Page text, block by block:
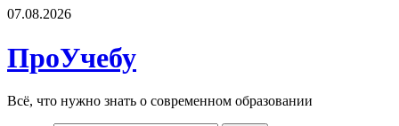
07.08.2026
ПроУчебу
Всё, что нужно знать о современном образовании